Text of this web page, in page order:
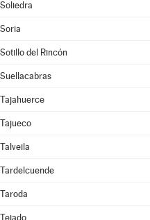
Soliedra
Soria
Sotillo del Rincón
Suellacabras
Tajahuerce
Tajueco
Talveila
Tardelcuende
Taroda
Tejado